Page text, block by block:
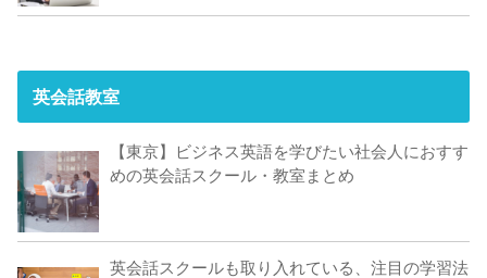
英会話教室
【東京】ビジネス英語を学びたい社会人におすす
めの英会話スクール・教室まとめ
英会話スクールも取り入れている、注目の学習法